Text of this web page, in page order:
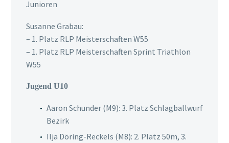
Junioren
Susanne Grabau:
– 1. Platz RLP Meisterschaften W55
– 1. Platz RLP Meisterschaften Sprint Triathlon
W55
Jugend U10
Aaron Schunder (M9): 3. Platz Schlagballwurf
Bezirk
Ilja Döring-Reckels (M8): 2. Platz 50m, 3.